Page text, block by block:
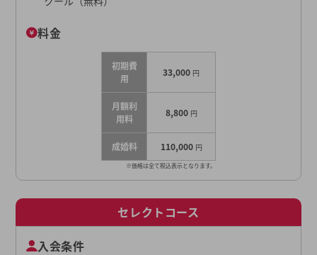
料金
初期費
用
33,000 円
月額利
用料
8,800 円
成婚料 110,000 円
※価格は全て税込表示となります。
セレクトコース
入会条件